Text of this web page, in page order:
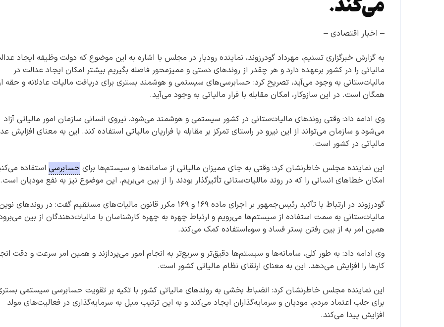
می‌کند.
– اخبار اقتصادی –
به گزارش خبرگزاری تسنیم، مهرداد گودرزوند، نماینده رودبار در مجلس با اشاره به این موضوع که دولت وظیفه ایجاد
مالیاتی را در کشور برعهده دارد و هر چقدر از روندهای دستی و ممیزمحور فاصله بگیریم بیشتر امکان ایجاد عدالت در
مالیات‌ستانی به وجود می‌آید، تصریح کرد: حسابرسی‌های سیستمی و هوشمند بستری برای دریافت مالیات عادلانه و حقه
همگان است. در این سازوکار، امکان مقابله با فرار مالیاتی به وجود می‌آید.
وی ادامه داد: وقتی روندهای مالیات‌ستانی در کشور سیستمی و هوشمند می‌شود، نیروی انسانی سازمان امور مالیاتی آزاد
می‌شود و سازمان می‌تواند از این نیرو در راستای تمرکز بر مقابله با فراریان مالیاتی استفاده کند. این به معنای افزایش
مالیاتی در کشور است.
این نماینده مجلس خاطرنشان کرد: وقتی به جای ممیزان مالیاتی از سامانه‌ها و سیستم‌ها برای حسابرسی استفاده
امکان خطاهای انسانی را که در روند ماللیات‌ستانی تأثیرگذار بودند را از بین می‌بریم. این موضوع نیز به نفع مودیان است.
گودرزوند در ارتباط با تأکید رئیس‌جمهور بر اجرای ماده ۱۶۹ و ۱۶۹ مکرر قانون مالیات‌های مستقیم گفت: در روندهای
مالیات‌ستانی به سمت استفاده از سیستم‌ها می‌رویم و ارتباط چهره به چهره کارشناسان با مالیات‌دهندگان از بین
همین امر به از بین رفتن بستر فساد و سوءاستفاده کمک می‌کند.
وی ادامه داد: به طور کلی، سامانه‌ها و سیستم‌ها دقیق‌تر و سریع‌تر به انجام امور می‌پردازند و همین امر سرعت و دقت
کارها را افزایش می‌دهد. این به معنای ارتقای نظام مالیاتی کشور است.
این نماینده مجلس خاطرنشان کرد: انضباط بخشی به روندهای مالیاتی کشور با تکیه بر تقویت حسابرسی سیستمی
برای جلب اعتماد مردم، مودیان و سرمایه‌گذاران ایجاد می‌کند و به این ترتیب میل به سرمایه‌گذاری در فعالیت‌های مولد
افزایش پیدا می‌کند.